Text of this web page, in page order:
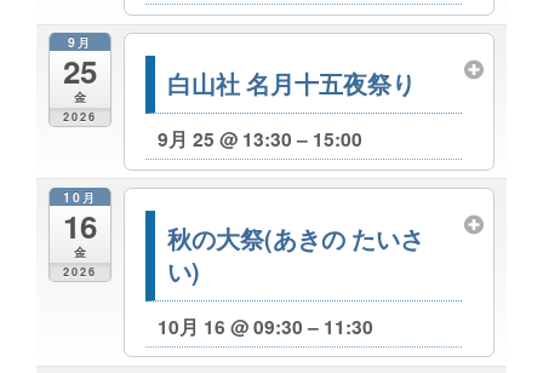
9月
25
金
2026
白山社 名月十五夜祭り
9月 25 @ 13:30 – 15:00
10月
16
金
2026
秋の大祭(あきの たいさ
い)
10月 16 @ 09:30 – 11:30